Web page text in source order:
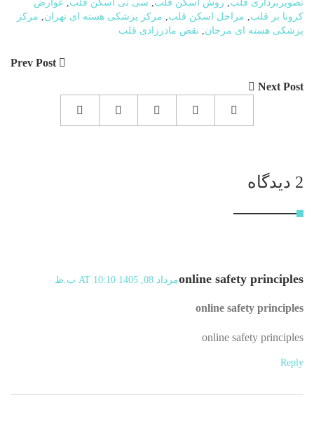
تصویربرداری قلب, روش اسکن قلب, سی تی اسکن قلب, عوارض
کرونا بر قلب, مراحل اسکن قلب, مرکز پزشکی هسته ای تهران, مرکز
پزشکی هسته ای مرجان, نقص مادرزادی قلب
Prev Post
Next Post
2 دیدگاه
online safety principlesمرداد 08, 1405 AT 10:10 ب.ظ
online safety principles
online safety principles
Reply